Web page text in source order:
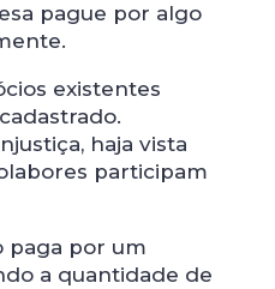
pague por algo
existentes
haja vista
participam
paga por um
a quantidade de